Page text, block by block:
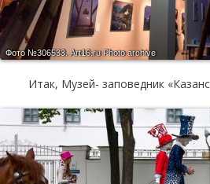
Фото №306533.Art16.ru Photo archive
Итак, Музей- заповедник